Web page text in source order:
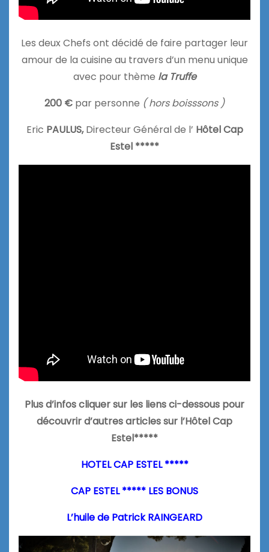
Les deux Chefs ont décidé de faire partager leur
amour de la cuisine au travers d’un menu unique
avec pour thème la Truffe
200 € par personne ( hors boisssons )
Eric PAULUS,Directeur Général de l’ Hôtel Cap
Estel *****
Plus d’infos cliquer sur les liens ci-dessous pour
découvrir d’autres articles sur l’Hôtel Cap
Estel*****
HOTEL CAP ESTEL *****
CAP ESTEL ***** LES BONUS
L’huile de Patrick RAINGEARD